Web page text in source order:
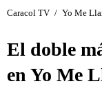
Caracol TV / Yo Me
El doble
en Yo Me